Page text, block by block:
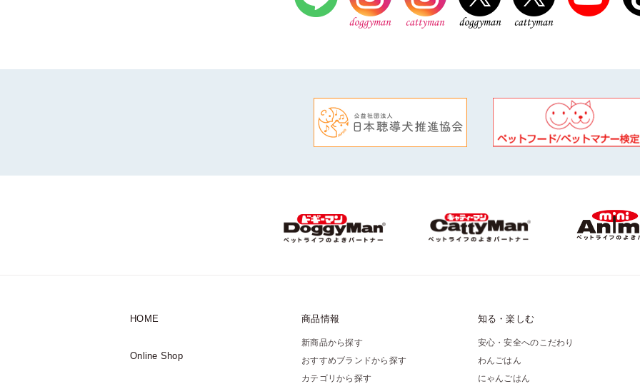
HOME 商品情報
新商品から探す
おすすめブランドから探す
カテゴリから探す
知る・楽しむ
安心・安全へのこだわり
わんごはん
にゃんごはん
Online Shop